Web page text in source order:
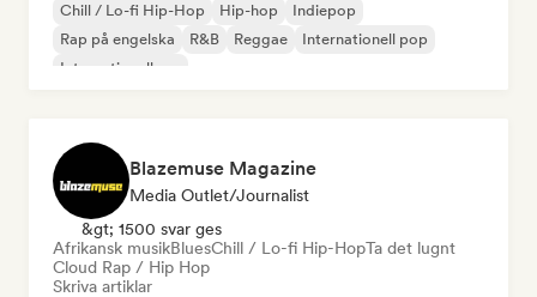
Chill / Lo-fi Hip-Hop Hip-hop
Indiepop
Rap på engelska
R&B Reggae
Internationell pop
Internationell rap
Blazemuse Magazine
Media Outlet/Journalist
&gt; 1500 svar ges
Afrikansk musikBluesChill / Lo-fi Hip-HopTa det lugnt
Cloud Rap / Hip Hop
Skriva artiklar